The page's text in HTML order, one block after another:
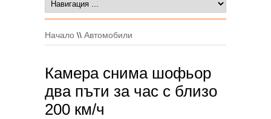
Начало \\ Автомобили
Камера снима шофьор
два пъти за час с близо
200 км/ч